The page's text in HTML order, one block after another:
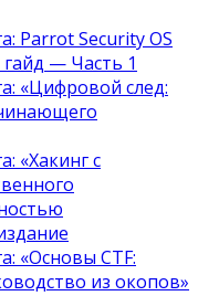
Parrot Security OS
гайд — Часть 1
«Цифровой след:
«Хакинг с
«Основы CTF:
из окопов»